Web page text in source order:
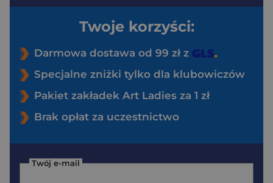
Twoje korzyści:
Darmowa dostawa od 99 zł z
Specjalne zniżki tylko dla klubowiczów
Pakiet zakładek Art Ladies za 1 zł
Brak opłat za uczestnictwo
Twój e-mail